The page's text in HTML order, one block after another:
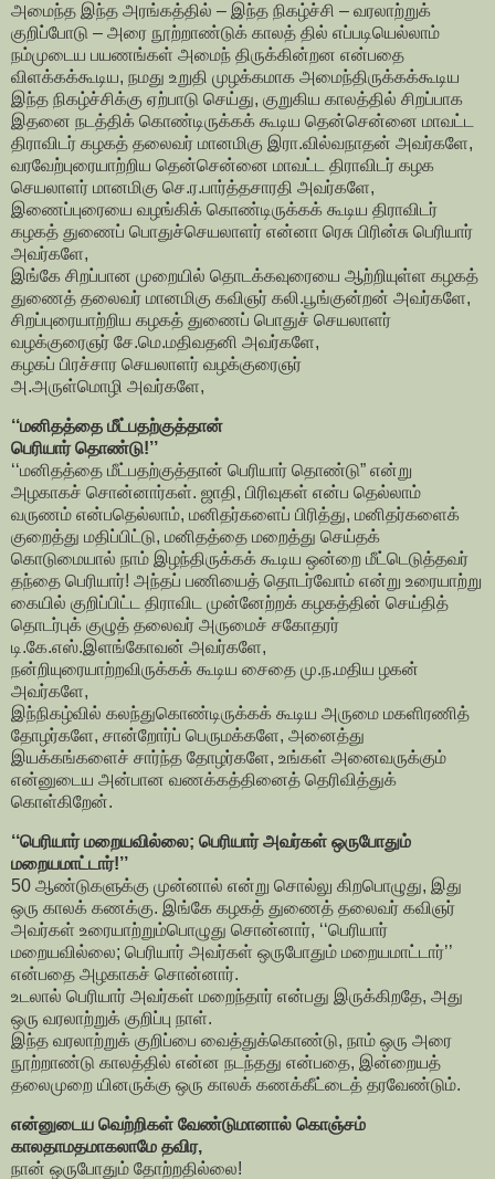
அமைந்த இந்த அரங்கத்தில் – இந்த நிகழ்ச்சி – வரலாற்றுக்
குறிப்போடு – அரை நூற்றாண்டுக் காலத் தில் எப்படியெல்லாம்
நம்முடைய பயணங்கள் அமைந் திருக்கின்றன என்பதை
விளக்கக்கூடிய, நமது உறுதி முழக்கமாக அமைந்திருக்கக்கூடிய
இந்த நிகழ்ச்சிக்கு ஏற்பாடு செய்து, குறுகிய காலத்தில் சிறப்பாக
இதனை நடத்திக் கொண்டிருக்கக் கூடிய தென்சென்னை மாவட்ட
திராவிடர் கழகத் தலைவர் மானமிகு இரா.வில்வநாதன் அவர்களே,
வரவேற்புரையாற்றிய தென்சென்னை மாவட்ட திராவிடர் கழக
செயலாளர் மானமிகு செ.ர.பார்த்தசாரதி அவர்களே,
இணைப்புரையை வழங்கிக் கொண்டிருக்கக் கூடிய திராவிடர்
கழகத் துணைப் பொதுச்செயலாளர் என்னா ரெசு பிரின்சு பெரியார்
அவர்களே,
இங்கே சிறப்பான முறையில் தொடக்கவுரையை ஆற்றியுள்ள கழகத்
துணைத் தலைவர் மானமிகு கவிஞர் கலி.பூங்குன்றன் அவர்களே,
சிறப்புரையாற்றிய கழகத் துணைப் பொதுச் செயலாளர்
வழக்குரைஞர் சே.மெ.மதிவதனி அவர்களே,
கழகப் பிரச்சார செயலாளர் வழக்குரைஞர்
அ.அருள்மொழி அவர்களே,
‘‘மனிதத்தை மீட்பதற்குத்தான்
பெரியார் தொண்டு!’’
‘‘மனிதத்தை மீட்பதற்குத்தான் பெரியார் தொண்டு” என்று
அழகாகச் சொன்னார்கள். ஜாதி, பிரிவுகள் என்ப தெல்லாம்
வருணம் என்பதெல்லாம், மனிதர்களைப் பிரித்து, மனிதர்களைக்
குறைத்து மதிப்பிட்டு, மனிதத்தை மறைத்து செய்தக்
கொடுமையால் நாம் இழந்திருக்கக் கூடிய ஒன்றை மீட்டெடுத்தவர்
தந்தை பெரியார்! அந்தப் பணியைத் தொடர்வோம் என்று உரையாற்று
கையில் குறிப்பிட்ட திராவிட முன்னேற்றக் கழகத்தின் செய்தித்
தொடர்புக் குழுத் தலைவர் அருமைச் சகோதரர்
டி.கே.எஸ்.இளங்கோவன் அவர்களே,
நன்றியுரையாற்றவிருக்கக் கூடிய சைதை மு.ந.மதிய ழகன்
அவர்களே,
இந்நிகழ்வில் கலந்துகொண்டிருக்கக் கூடிய அருமை மகளிரணித்
தோழர்களே, சான்றோர்ப் பெருமக்களே, அனைத்து
இயக்கங்களைச் சார்ந்த தோழர்களே, உங்கள் அனைவருக்கும்
என்னுடைய அன்பான வணக்கத்தினைத் தெரிவித்துக்
கொள்கிறேன்.
‘‘பெரியார் மறையவில்லை; பெரியார் அவர்கள் ஒருபோதும்
மறையமாட்டார்!’’
50 ஆண்டுகளுக்கு முன்னால் என்று சொல்லு கிறபொழுது, இது
ஒரு காலக் கணக்கு. இங்கே கழகத் துணைத் தலைவர் கவிஞர்
அவர்கள் உரையாற்றும்பொழுது சொன்னார், ‘‘பெரியார்
மறையவில்லை; பெரியார் அவர்கள் ஒருபோதும் மறையமாட்டார்’’
என்பதை அழகாகச் சொன்னார்.
உடலால் பெரியார் அவர்கள் மறைந்தார் என்பது இருக்கிறதே, அது
ஒரு வரலாற்றுக் குறிப்பு நாள்.
இந்த வரலாற்றுக் குறிப்பை வைத்துக்கொண்டு, நாம் ஒரு அரை
நூற்றாண்டு காலத்தில் என்ன நடந்தது என்பதை, இன்றையத்
தலைமுறை யினருக்கு ஒரு காலக் கணக்கீட்டைத் தரவேண்டும்.
என்னுடைய வெற்றிகள் வேண்டுமானால் கொஞ்சம்
காலதாமதமாகலாமே தவிர,
நான் ஒருபோதும் தோற்றதில்லை!